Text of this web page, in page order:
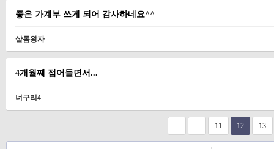
좋은 가계부 쓰게 되어 감사하네요^^
샬롬왕자
4개월째 접어들면서...
너구리4
11 12 13